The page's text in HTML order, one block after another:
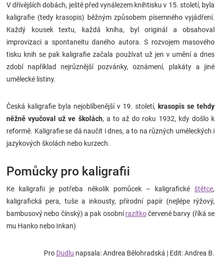
V dřívějších dobách, ještě před vynálezem knihtisku v 15. století, byla
kaligrafie (tedy krasopis) běžným způsobem písemného vyjádření.
Každý kousek textu, každá kniha, byl originál a obsahoval
improvizaci a spontaneitu daného autora. S rozvojem masového
tisku knih se pak kaligrafie začala používat už jen v umění a dnes
zdobí například nejrůznější pozvánky, oznámení, plakáty a jiné
umělecké listiny.
Česká kaligrafie byla nejoblíbenější v 19. století, krasopis se tehdy
něžně vyučoval už ve školách, a to až do roku 1932, kdy došlo k
reformě. Kaligrafie se dá naučit i dnes, a to na různých uměleckých i
jazykových školách nebo kurzech.
Pomůcky pro kaligrafii
Ke kaligrafii je potřeba několik pomůcek – kaligrafické štětce,
kaligrafická pera, tuše a inkousty, přírodní papír (nejlépe rýžový,
bambusový nebo čínský) a pak osobnírazítkočervené barvy (říká se
mu Hanko nebo Inkan)
Pro Dudlu napsala: Andrea Bělohradská | Edit: Andrea B.